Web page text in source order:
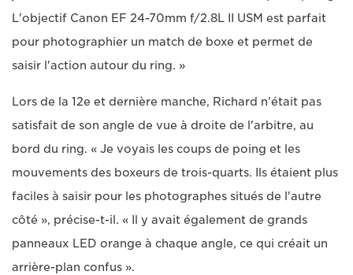
L'objectif Canon EF 24-70mm f/2.8L II USM est parfait
pour photographier un match de boxe et permet de
saisir l'action autour du ring. »
Lors de la 12e et dernière manche, Richard n'était pas
satisfait de son angle de vue à droite de l'arbitre, au
bord du ring. « Je voyais les coups de poing et les
mouvements des boxeurs de trois-quarts. Ils étaient plus
faciles à saisir pour les photographes situés de l'autre
côté », précise-t-il. « Il y avait également de grands
panneaux LED orange à chaque angle, ce qui créait un
arrière-plan confus ».